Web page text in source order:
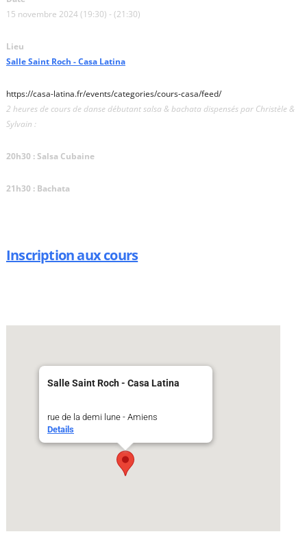
15 novembre 2024 (19:30) - (21:30)
Lieu
Salle Saint Roch - Casa Latina
https://casa-latina.fr/events/categories/cours-casa/feed/
2 heures de cours de danse débutant salsa & bachata dispensés par Christèle &
Sylvain :
20h30 : Salsa Cubaine
21h30 : Bachata
Inscription aux cours
Salle Saint Roch - Casa Latina
rue de la demi lune - Amiens
Details